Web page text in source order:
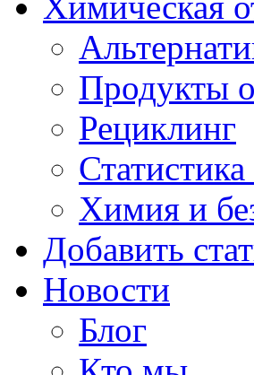
Продукты
Рециклинг
Химия и
Добавить
Новости
Блог